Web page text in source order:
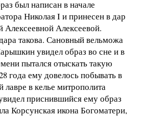
был написан в начале
Николая I и принесен в дар
Алексеевной Алексеевой.
такова. Сановный вельможа
увидел образ во сне и в
пытался отыскать такую
года ему довелось побывать в
в келье митрополита
приснившийся ему образ
Корсунская икона Богоматери,